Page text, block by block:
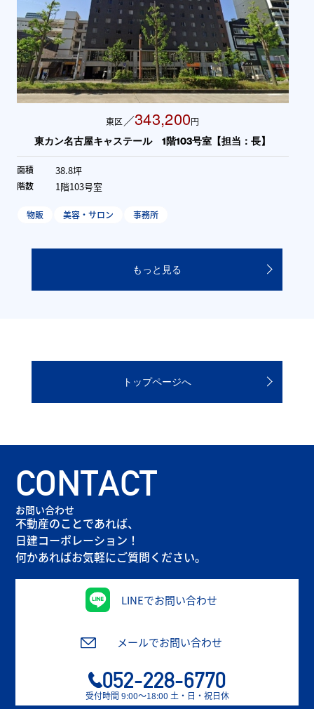
東区 ／343,200円
東カン名古屋キャステール 1階103号室【担当：長】
面積 38.8坪
階数 1階103号室
物販 美容・サロン 事務所
もっと見る
トップページへ
CONTACT
お問い合わせ
不動産のことであれば、
日建コーポレーション！
何かあればお気軽にご質問ください。
LINEでお問い合わせ
メールでお問い合わせ
052-228-6770
受付時間 9:00〜18:00 土・日・祝日休